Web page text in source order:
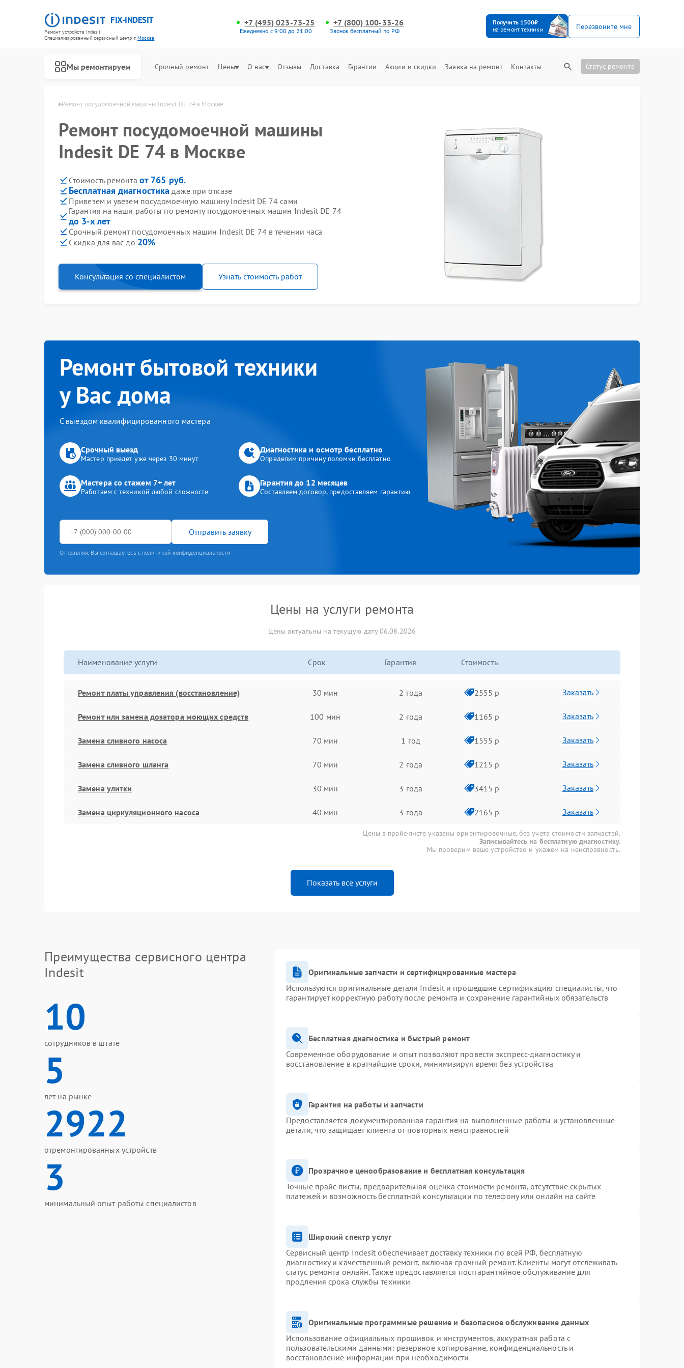
FIX-INDESIT
Ремонт устройств Indesit
Специализированный cервисный центр г.Москва
+7 (495) 023-73-25
Ежедневно с 9:00 до 21:00
+7 (800) 100-33-26
Звонок бесплатный по РФ
Получить 1500₽
на ремонт техники
Перезвоните мне
Мы ремонтируем Срочный ремонт Цены О нас Отзывы Доставка Гарантии Акции и скидки Заявка на ремонт Контакты Статус ремонта
Indesit в Москве Ремонт посудомоечной машины Indesit DE 74 в Москве
Ремонт посудомоечной машины
Indesit DE 74 в Москве
Стоимость ремонта от 765 руб.
Бесплатная диагностика даже при отказе
Привезем и увезем посудомоечную машину Indesit DE 74 сами
Гарантия на наши работы по ремонту посудомоечных машин Indesit DE 74
до 3-х лет
Срочный ремонт посудомоечных машин Indesit DE 74 в течении часа
Скидка для вас до 20%
Консультация со специалистом Узнать стоимость работ
Ремонт бытовой техники
у Вас дома
С выездом квалифицированного мастера
Срочный выезд
Мастер приедет уже через 30 минут
Диагностика и осмотр бесплатно
Определим причину поломки бесплатно
Мастера со стажем 7+ лет
Работаем с техникой любой сложности
Гарантия до 12 месяцев
Составляем договор, предоставляем гарантию
Отправить заявку
Отправляя, Вы соглашаетесь с политикой конфиденциальности
Цены на услуги ремонта
Цены актуальны на текущую дату 06.08.2026
Наименование услуги Срок Гарантия Стоимость
Ремонт платы управления (восстановление) 30 мин 2 года 2555 р Заказать
Ремонт или замена дозатора моющих средств 100 мин 2 года 1165 р Заказать
Замена сливного насоса 70 мин 1 год 1555 р Заказать
Замена сливного шланга 70 мин 2 года 1215 р Заказать
Замена улитки 30 мин 3 года 3415 р Заказать
Замена циркуляционного насоса 40 мин 3 года 2165 р Заказать
Цены в прайс-листе указаны ориентировочные, без учета стоимости запчастей.
Записывайтесь на бесплатную диагностику.
Мы проверим ваше устройство и укажем на неисправность.
Показать все услуги
Преимущества сервисного центра
Indesit
10
сотрудников в штате
5
лет на рынке
2922
отремонтированных устройств
3
минимальный опыт работы специалистов
Оригинальные запчасти и сертифицированные мастера
Используются оригинальные детали Indesit и прошедшие сертификацию специалисты, что
гарантирует корректную работу после ремонта и сохранение гарантийных обязательств
Бесплатная диагностика и быстрый ремонт
Современное оборудование и опыт позволяют провести экспресс-диагностику и
восстановление в кратчайшие сроки, минимизируя время без устройства
Гарантия на работы и запчасти
Предоставляется документированная гарантия на выполненные работы и установленные
детали, что защищает клиента от повторных неисправностей
Прозрачное ценообразование и бесплатная консультация
Точные прайс-листы, предварительная оценка стоимости ремонта, отсутствие скрытых
платежей и возможность бесплатной консультации по телефону или онлайн на сайте
Широкий спектр услуг
Сервисный центр Indesit обеспечивает доставку техники по всей РФ, бесплатную
диагностику и качественный ремонт, включая срочный ремонт. Клиенты могут отслеживать
статус ремонта онлайн. Также предоставляется постгарантийное обслуживание для
продления срока службы техники
Оригинальные программные решение и безопасное обслуживание данных
Использование официальных прошивок и инструментов, аккуратная работа с
пользовательскими данными: резервное копирование, конфиденциальность и
восстановление информации при необходимости